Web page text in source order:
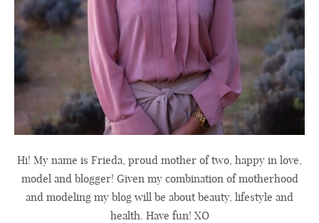
Hi! My name is Frieda, proud mother of two, happy in love,
model and blogger! Given my combination of motherhood
and modeling my blog will be about beauty, lifestyle and
health. Have fun! XO